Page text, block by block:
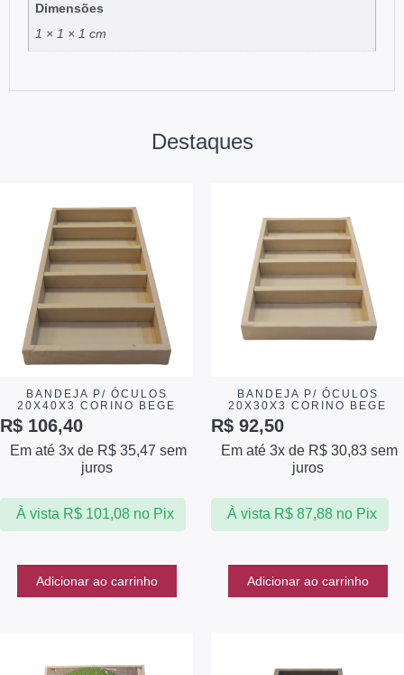
Dimensões
1 × 1 × 1 cm
Destaques
BANDEJA P/ ÓCULOS
20X40X3 CORINO BEGE
R$ 106,40
Em até 3x de R$ 35,47 sem
juros
À vista R$101,08 no Pix
Adicionar ao carrinho
BANDEJA P/ ÓCULOS
20X30X3 CORINO BEGE
R$ 92,50
Em até 3x de R$ 30,83 sem
juros
À vista R$87,88 no Pix
Adicionar ao carrinho